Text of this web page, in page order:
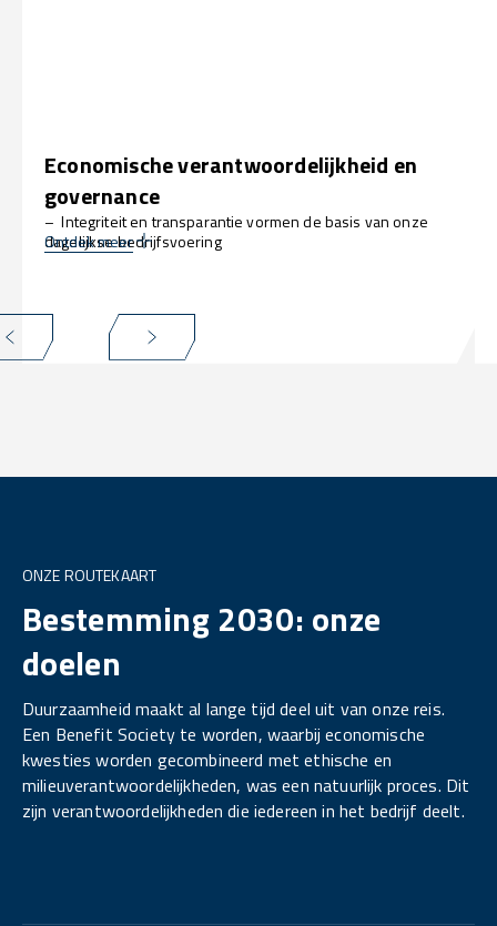
Economische verantwoordelijkheid en
governance
– Integriteit en transparantie vormen de basis van onze
dagelijkse bedrijfsvoering
Ontdek meer
ONZE ROUTEKAART
Bestemming 2030: onze
doelen
Duurzaamheid maakt al lange tijd deel uit van onze reis.
Een Benefit Society te worden, waarbij economische
kwesties worden gecombineerd met ethische en
milieuverantwoordelijkheden, was een natuurlijk proces. Dit
zijn verantwoordelijkheden die iedereen in het bedrijf deelt.